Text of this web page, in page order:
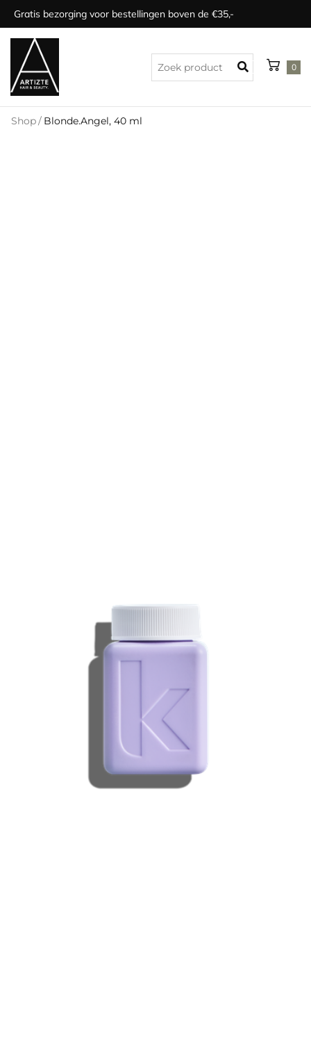
Gratis bezorging voor bestellingen boven de €35,-
0
Shop/ Blonde.Angel, 40 ml